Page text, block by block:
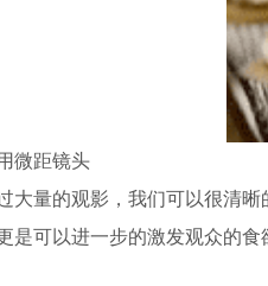
微距镜头
大量的观影，我们可以很清
是可以进一步的激发观众的